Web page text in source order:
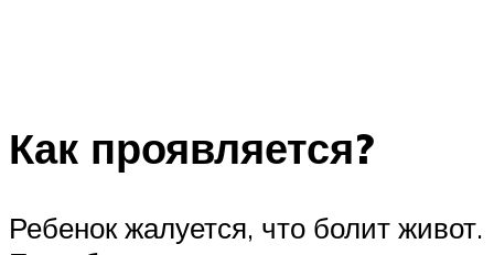
Как проявляется?
Ребенок жалуется, что болит живот.